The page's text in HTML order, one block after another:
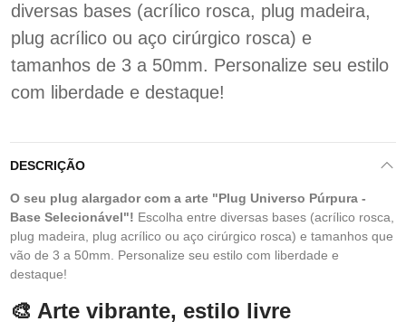
diversas bases (acrílico rosca, plug madeira,
plug acrílico ou aço cirúrgico rosca) e
tamanhos de 3 a 50mm. Personalize seu estilo
com liberdade e destaque!
DESCRIÇÃO
O seu plug alargador com a arte "Plug Universo Púrpura -
Base Selecionável"! Escolha entre diversas bases (acrílico rosca,
plug madeira, plug acrílico ou aço cirúrgico rosca) e tamanhos que
vão de 3 a 50mm. Personalize seu estilo com liberdade e
destaque!
🎨 Arte vibrante, estilo livre